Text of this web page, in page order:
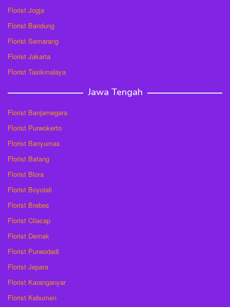
Florist Jogja
Florist Bandung
Florist Semarang
Florist Jakarta
Florist Tasikmalaya
Jawa Tengah
Florist Banjarnegara
Florist Purwokerto
Florist Banyumas
Florist Batang
Florist Blora
Florist Boyolali
Florist Brebes
Florist Cilacap
Florist Demak
Florist Purwodadi
Florist Jepara
Florist Karanganyar
Florist Kebumen